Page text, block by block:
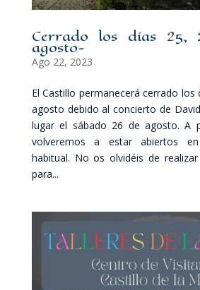
Cerrado los días
agosto-
Ago 22, 2023
El Castillo permanecerá cerrado los
agosto debido al concierto de
lugar el sábado 26 de agosto. A
volveremos a estar abiertos
habitual. No os olvidéis de
para...